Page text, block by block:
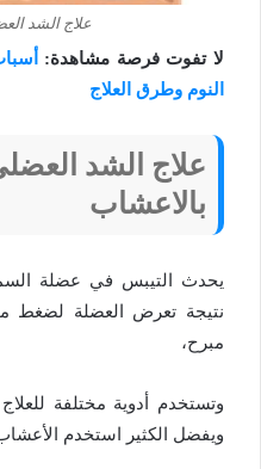
علاج الشد
لا تفوت فرصة مشاهدة:
النوم وطرق العلاج
علاج الشد
بالاعشاب
يحدث التيبس في عضلة
نتيجة تعرض العضلة لضغط
مبرح،
وتستخدم أدوية مختلفة
ويفضل الكثير استخدم